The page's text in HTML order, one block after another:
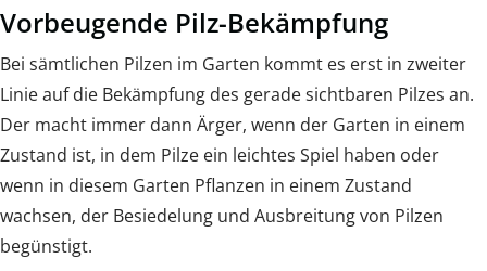
Vorbeugende Pilz-Bekämpfung
Bei sämtlichen Pilzen im Garten kommt es erst in zweiter
Linie auf die Bekämpfung des gerade sichtbaren Pilzes an.
Der macht immer dann Ärger, wenn der Garten in einem
Zustand ist, in dem Pilze ein leichtes Spiel haben oder
wenn in diesem Garten Pflanzen in einem Zustand
wachsen, der Besiedelung und Ausbreitung von Pilzen
begünstigt.